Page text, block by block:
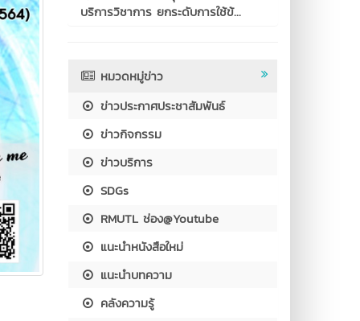
บริการวิชาการ ยกระดับการใช้ข้...
หมวดหมู่ข่าว
ข่าวประกาศประชาสัมพันธ์
ข่าวกิจกรรม
ข่าวบริการ
SDGs
RMUTL ช่อง@Youtube
แนะนำหนังสือใหม่
แนะนำบทความ
คลังความรู้